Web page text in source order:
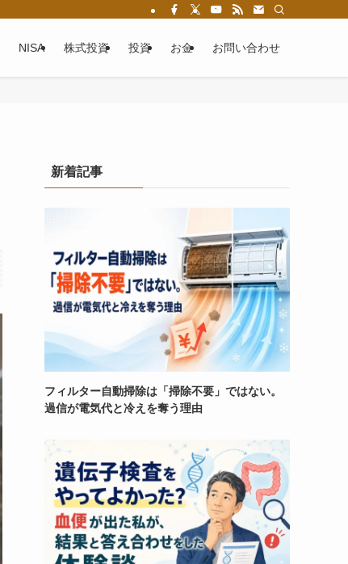
NISA 株式投資 投資 お金 お問い合わせ
新着記事
フィルター自動掃除は「掃除不要」ではない。
過信が電気代と冷えを奪う理由